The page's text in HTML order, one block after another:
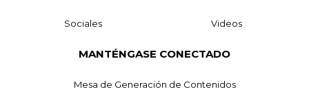
Sociales Videos
MANTÉNGASE CONECTADO
Mesa de Generación de Contenidos